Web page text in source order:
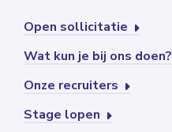
Open sollicitatie
Wat kun je bij ons doen?
Onze recruiters
Stage lopen